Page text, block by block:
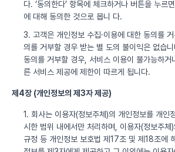
다. ‘동의한다’ 항목에 체크하거나 버튼을 누르
에 대해 동의한 것으로 봅니 다.
3. 고객은 개인정보 수집·이용에 대한 동의를
의를 거부할 경우 받는 별 도의 불이익은 없습
동의를 거부할 경우, 서비스 이용이 불가능하거
른 서비스 제공에 제한이 따르게 됩니다.
제4장 (개인정보의 제3자 제공)
1. 회사는 이용자(정보주체)의 개인정보를 개인
시한 범위 내에서만 처리하며, 이용자(정보주
규정 등 개인정보 보호법 제17조 및 제18조에